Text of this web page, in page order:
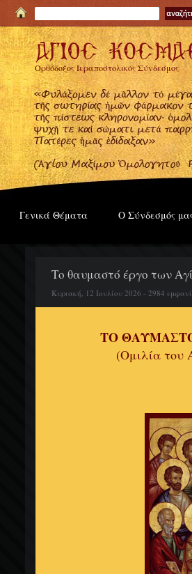
Ορθόδοξος Ιεραποστολικός Σύνδεσμος
Γενικά Θέματα Ο Σύνδεσμός
Το θαυμαστό έργο των
Κυριακή, 12 Ιουλίου 2026 - 2984
ΤΟ
(Ομιλία του